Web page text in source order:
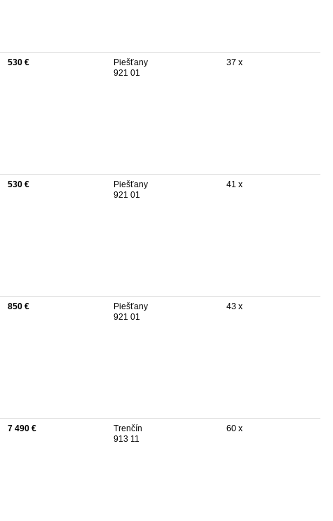
530 €
Piešťany
921 01
37 x
530 €
Piešťany
921 01
41 x
850 €
Piešťany
921 01
43 x
7 490 €
Trenčín
913 11
60 x